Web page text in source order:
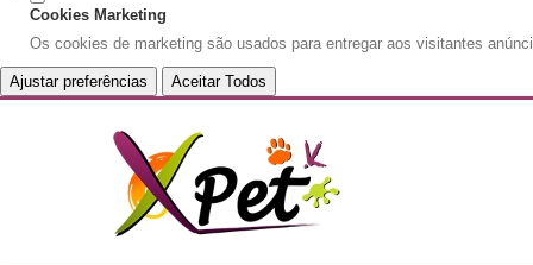
Cookies Marketing
Os cookies de marketing são usados para entregar aos visitantes
Ajustar preferências Aceitar Todos